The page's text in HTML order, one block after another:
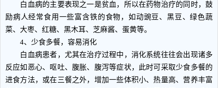
白血病的主要表现之一是贫血，所以在药物治疗的同时，鼓
励病人经常食用一些富含铁的食物，如动豌豆、黑豆、绿色蔬
菜、大枣、红糖、黑木耳、芝麻酱、蛋黄等。
4、少食多餐，容易消化
白血病患者，尤其在治疗过程中，消化系统往往会出现诸多
反应如恶心、呕吐、腹胀、腹泻等症状，此时可采取少食多餐的
进食方法，或在三餐之外，增加一些体积小、热量高、营养丰富